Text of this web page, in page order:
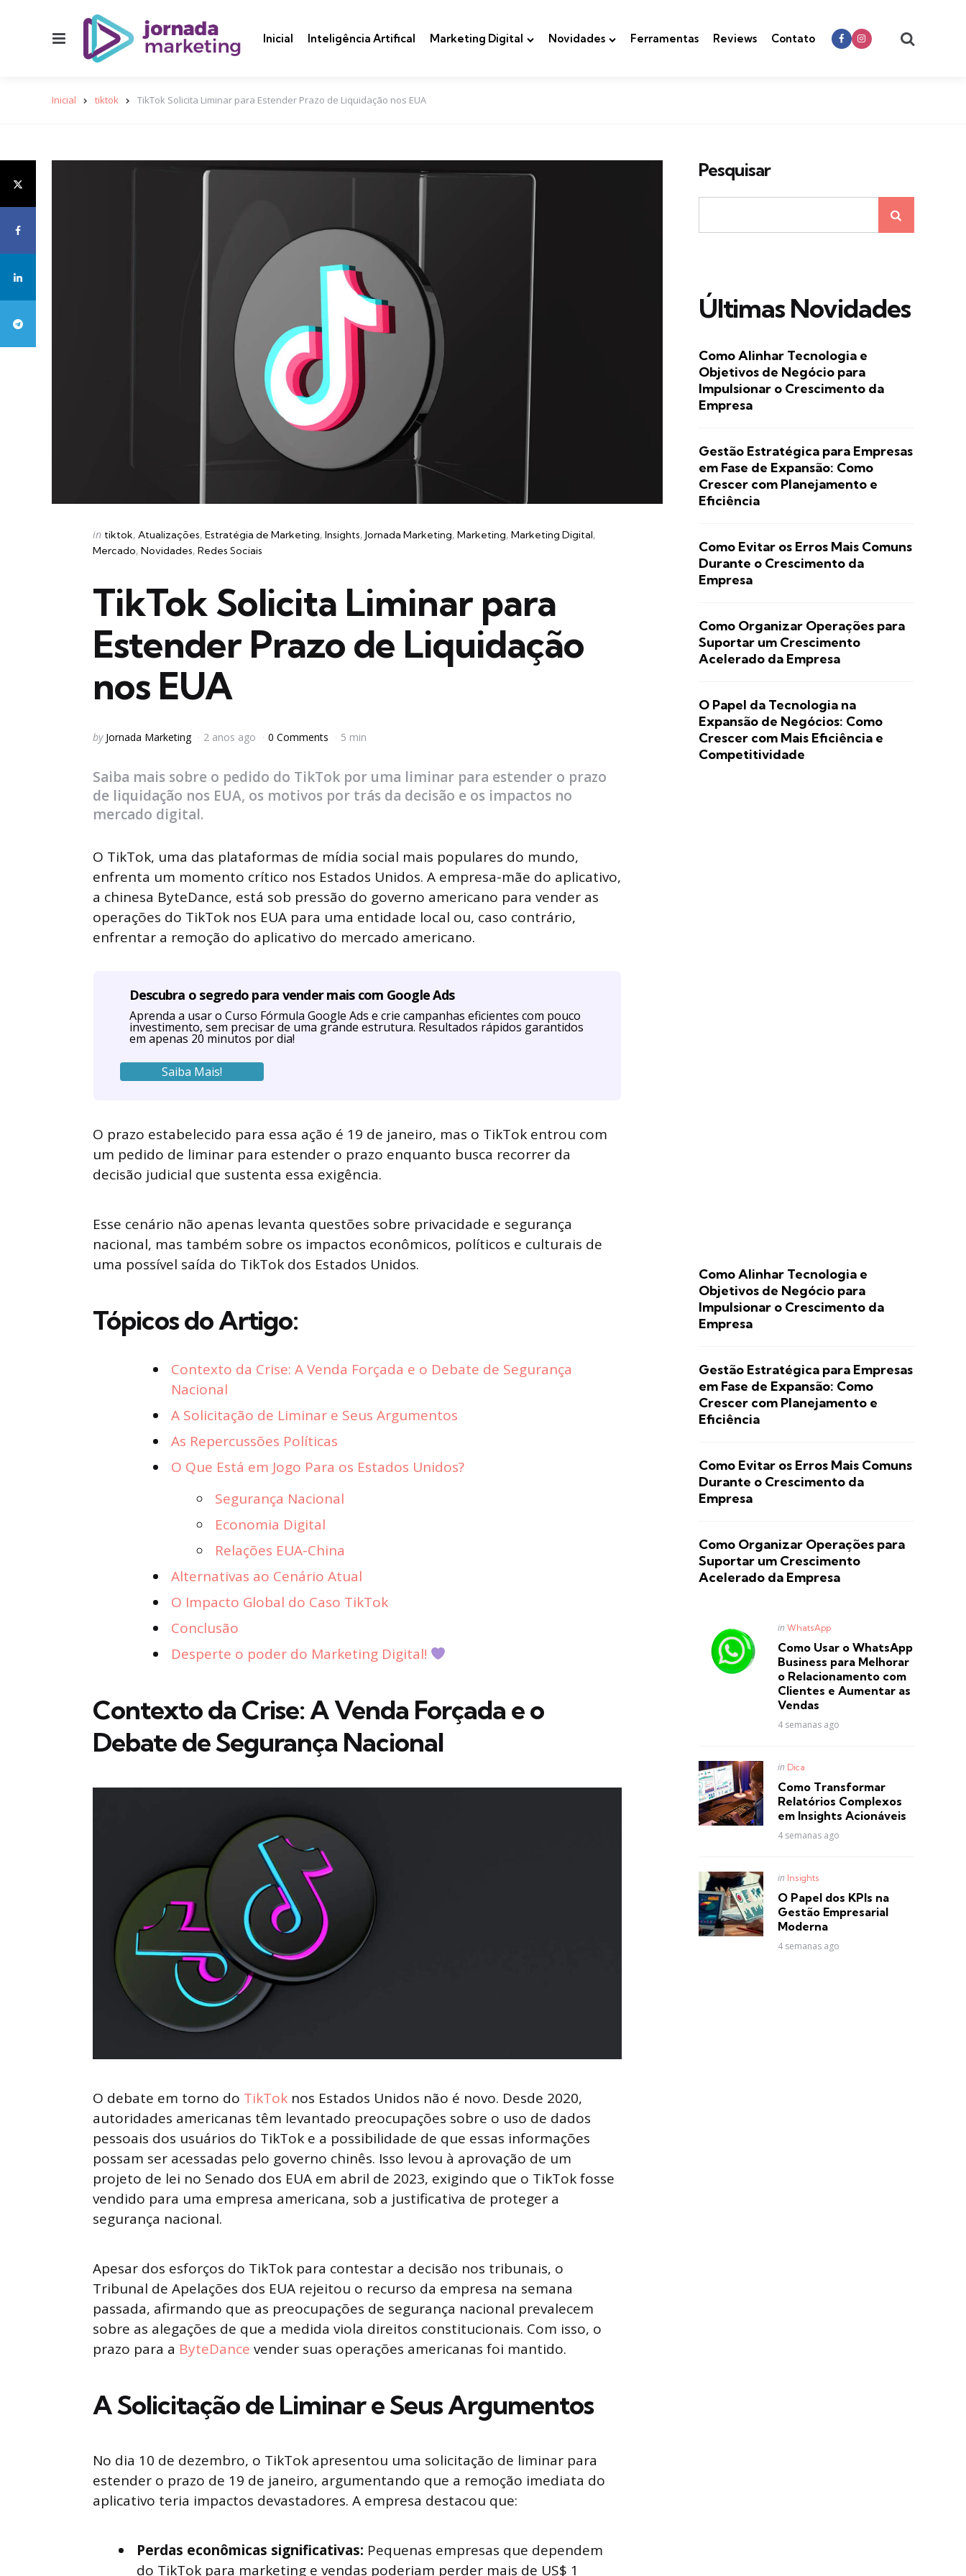
Inicial Inteligência Artifical Marketing Digital Novidades Ferramentas Reviews Contato
Inicial tiktok TikTok Solicita Liminar para Estender Prazo de Liquidação nos EUA
Categories
Posted
in
in tiktok Atualizações Estratégia de Marketing Insights Jornada Marketing Marketing Marketing Digital
Mercado Novidades Redes Sociais
TikTok Solicita Liminar para
Estender Prazo de Liquidação
nos EUA
Posted
by Jornada Marketing 2 anos ago 0 Comments 5 min
Saiba mais sobre o pedido do TikTok por uma liminar para estender o prazo
de liquidação nos EUA, os motivos por trás da decisão e os impactos no
mercado digital.
O TikTok, uma das plataformas de mídia social mais populares do mundo,
enfrenta um momento crítico nos Estados Unidos. A empresa-mãe do aplicativo,
a chinesa ByteDance, está sob pressão do governo americano para vender as
operações do TikTok nos EUA para uma entidade local ou, caso contrário,
enfrentar a remoção do aplicativo do mercado americano.
Descubra o segredo para vender mais com Google Ads
Aprenda a usar o Curso Fórmula Google Ads e crie campanhas eficientes com pouco
investimento, sem precisar de uma grande estrutura. Resultados rápidos garantidos
em apenas 20 minutos por dia!
Saiba Mais!
O prazo estabelecido para essa ação é 19 de janeiro, mas o TikTok entrou com
um pedido de liminar para estender o prazo enquanto busca recorrer da
decisão judicial que sustenta essa exigência.
Esse cenário não apenas levanta questões sobre privacidade e segurança
nacional, mas também sobre os impactos econômicos, políticos e culturais de
uma possível saída do TikTok dos Estados Unidos.
Tópicos do Artigo:
Contexto da Crise: A Venda Forçada e o Debate de Segurança
Nacional
A Solicitação de Liminar e Seus Argumentos
As Repercussões Políticas
O Que Está em Jogo Para os Estados Unidos?
Segurança Nacional
Economia Digital
Relações EUA-China
Alternativas ao Cenário Atual
O Impacto Global do Caso TikTok
Conclusão
Desperte o poder do Marketing Digital!
Contexto da Crise: A Venda Forçada e o
Debate de Segurança Nacional
O debate em torno do TikTok nos Estados Unidos não é novo. Desde 2020,
autoridades americanas têm levantado preocupações sobre o uso de dados
pessoais dos usuários do TikTok e a possibilidade de que essas informações
possam ser acessadas pelo governo chinês. Isso levou à aprovação de um
projeto de lei no Senado dos EUA em abril de 2023, exigindo que o TikTok fosse
vendido para uma empresa americana, sob a justificativa de proteger a
segurança nacional.
Apesar dos esforços do TikTok para contestar a decisão nos tribunais, o
Tribunal de Apelações dos EUA rejeitou o recurso da empresa na semana
passada, afirmando que as preocupações de segurança nacional prevalecem
sobre as alegações de que a medida viola direitos constitucionais. Com isso, o
prazo para a ByteDance vender suas operações americanas foi mantido.
A Solicitação de Liminar e Seus Argumentos
No dia 10 de dezembro, o TikTok apresentou uma solicitação de liminar para
estender o prazo de 19 de janeiro, argumentando que a remoção imediata do
aplicativo teria impactos devastadores. A empresa destacou que:
Perdas econômicas significativas: Pequenas empresas que dependem
do TikTok para marketing e vendas poderiam perder mais de US$ 1
Pesquisar
Últimas Novidades
Como Alinhar Tecnologia e
Objetivos de Negócio para
Impulsionar o Crescimento da
Empresa
Gestão Estratégica para Empresas
em Fase de Expansão: Como
Crescer com Planejamento e
Eficiência
Como Evitar os Erros Mais Comuns
Durante o Crescimento da
Empresa
Como Organizar Operações para
Suportar um Crescimento
Acelerado da Empresa
O Papel da Tecnologia na
Expansão de Negócios: Como
Crescer com Mais Eficiência e
Competitividade
Como Alinhar Tecnologia e
Objetivos de Negócio para
Impulsionar o Crescimento da
Empresa
Gestão Estratégica para Empresas
em Fase de Expansão: Como
Crescer com Planejamento e
Eficiência
Como Evitar os Erros Mais Comuns
Durante o Crescimento da
Empresa
Como Organizar Operações para
Suportar um Crescimento
Acelerado da Empresa
Posted
in WhatsApp
Como Usar o WhatsApp
Business para Melhorar
o Relacionamento com
Clientes e Aumentar as
Vendas
4 semanas ago
Posted
in Dica
Como Transformar
Relatórios Complexos
em Insights Acionáveis
4 semanas ago
Posted
in Insights
O Papel dos KPIs na
Gestão Empresarial
Moderna
4 semanas ago